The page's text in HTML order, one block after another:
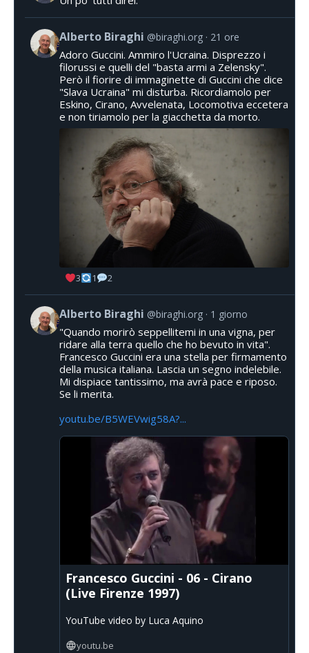
Alberto Biraghi @biraghi.org 21 ore
Adoro Guccini. Ammiro l'Ucraina. Disprezzo i
filorussi e quelli del "basta armi a Zelensky".
Però il fiorire di immaginette di Guccini che dice
"Slava Ucraina" mi disturba. Ricordiamolo per
Eskino, Cirano, Avvelenata, Locomotiva eccetera
e non tiriamolo per la giacchetta da morto.
3 1 2
Alberto Biraghi @biraghi.org 1 giorno
"Quando morirò seppellitemi in una vigna, per
ridare alla terra quello che ho bevuto in vita".
Francesco Guccini era una stella per firmamento
della musica italiana. Lascia un segno indelebile.
Mi dispiace tantissimo, ma avrà pace e riposo.
Se li merita.
youtu.be/B5WEVwig58A?...
Francesco Guccini - 06 - Cirano
(Live Firenze 1997)
YouTube video by Luca Aquino
youtu.be